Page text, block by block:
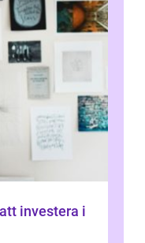
investera i